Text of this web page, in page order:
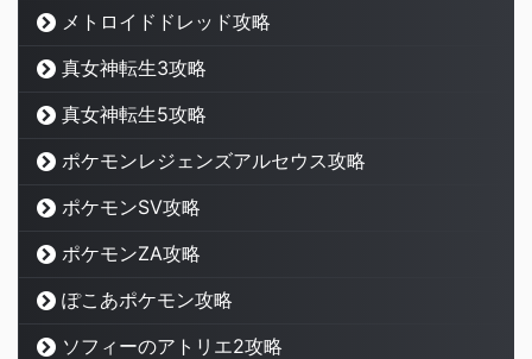
メトロイドドレッド攻略
真女神転生3攻略
真女神転生5攻略
ポケモンレジェンズアルセウス攻略
ポケモンSV攻略
ポケモンZA攻略
ぽこあポケモン攻略
ソフィーのアトリエ2攻略